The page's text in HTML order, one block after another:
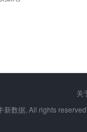
关
数据, All rights